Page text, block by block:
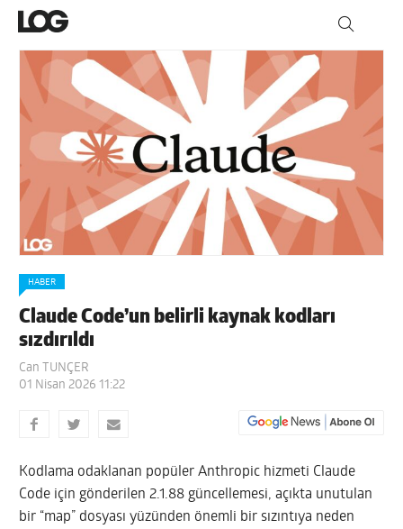
HABER
Claude Code’un belirli kaynak kodları
sızdırıldı
Can TUNÇER
01 Nisan 2026 11:22
Kodlama odaklanan popüler Anthropic hizmeti Claude
Code için gönderilen 2.1.88 güncellemesi, açıkta unutulan
bir “map” dosyası yüzünden önemli bir sızıntıya neden